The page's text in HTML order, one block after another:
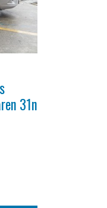
31n